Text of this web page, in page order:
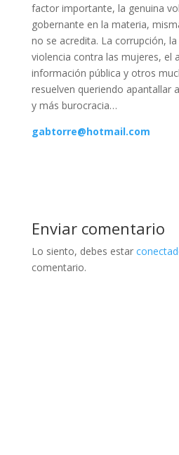
factor importante, la genuina
gobernante en la materia,
no se acredita. La corrupción,
violencia contra las mujeres, el
información pública y otros
resuelven queriendo apantallar
y más burocracia…
gabtorre@hotmail.com
Enviar comentario
Lo siento, debes estar
comentario.